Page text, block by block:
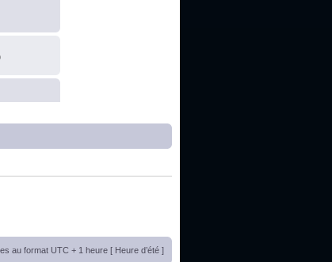
au format UTC + 1 heure [ Heure d’été ]